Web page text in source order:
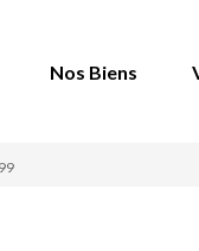
Nos Biens